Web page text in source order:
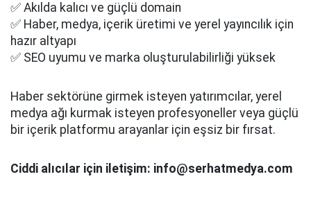
✅ Akılda kalıcı ve güçlü domain
✅ Haber, medya, içerik üretimi ve yerel yayıncılık için
hazır altyapı
✅ SEO uyumu ve marka oluşturulabilirliği yüksek
Haber sektörüne girmek isteyen yatırımcılar, yerel
medya ağı kurmak isteyen profesyoneller veya güçlü
bir içerik platformu arayanlar için eşsiz bir fırsat.
Ciddi alıcılar için iletişim: info@serhatmedya.com